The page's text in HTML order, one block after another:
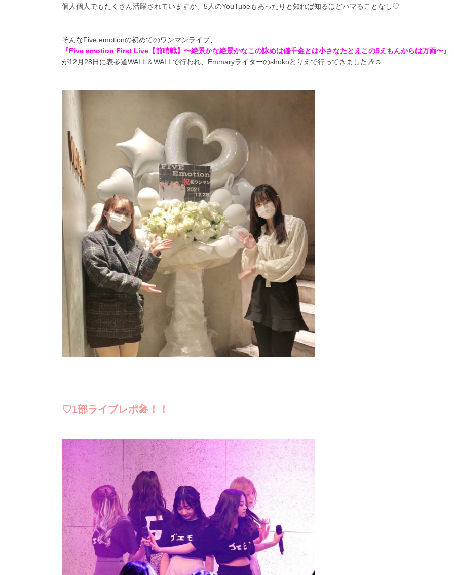
個人個人でもたくさん活躍されていますが、5人のYouTubeもあったりと知れば知るほどハマることなし♡
そんなFive emotionの初めてのワンマンライブ、
『Five emotion First Live【前哨戦】〜絶景かな絶景かなこの詠めは値千金とは小さなたとえこの5えもんからは万両〜』
が12月28日に表参道WALL＆WALLで行われ、Emmaryライターのshokoとりえで行ってきました🎶☺️
♡1部ライブレポ🎤！！